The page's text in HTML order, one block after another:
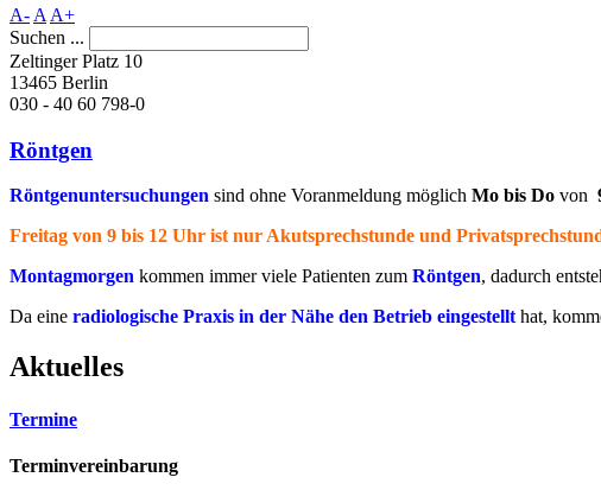
A- A A+
Suchen ...
Zeltinger Platz 10
13465 Berlin
030 - 40 60 798-0
Röntgen
Röntgenuntersuchungen sind ohne Voranmeldung möglich Mo bis Do von
Freitag von 9 bis 12 Uhr ist nurAkutsprechstunde und
Montagmorgen kommen immer viele Patienten zum Röntgen, dadurch
Da eine radiologische Praxis in der Nähe den Betrieb eingestellt hat,
Aktuelles
Termine
Terminvereinbarung